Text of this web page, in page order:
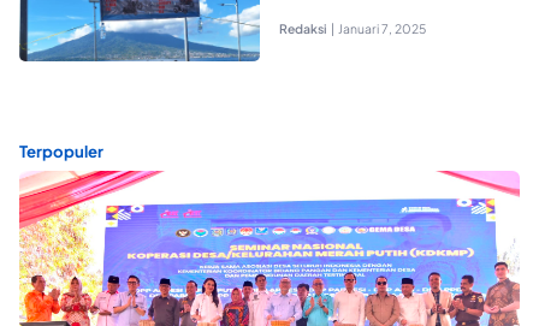
Redaksi | Januari 7, 2025
Terpopuler